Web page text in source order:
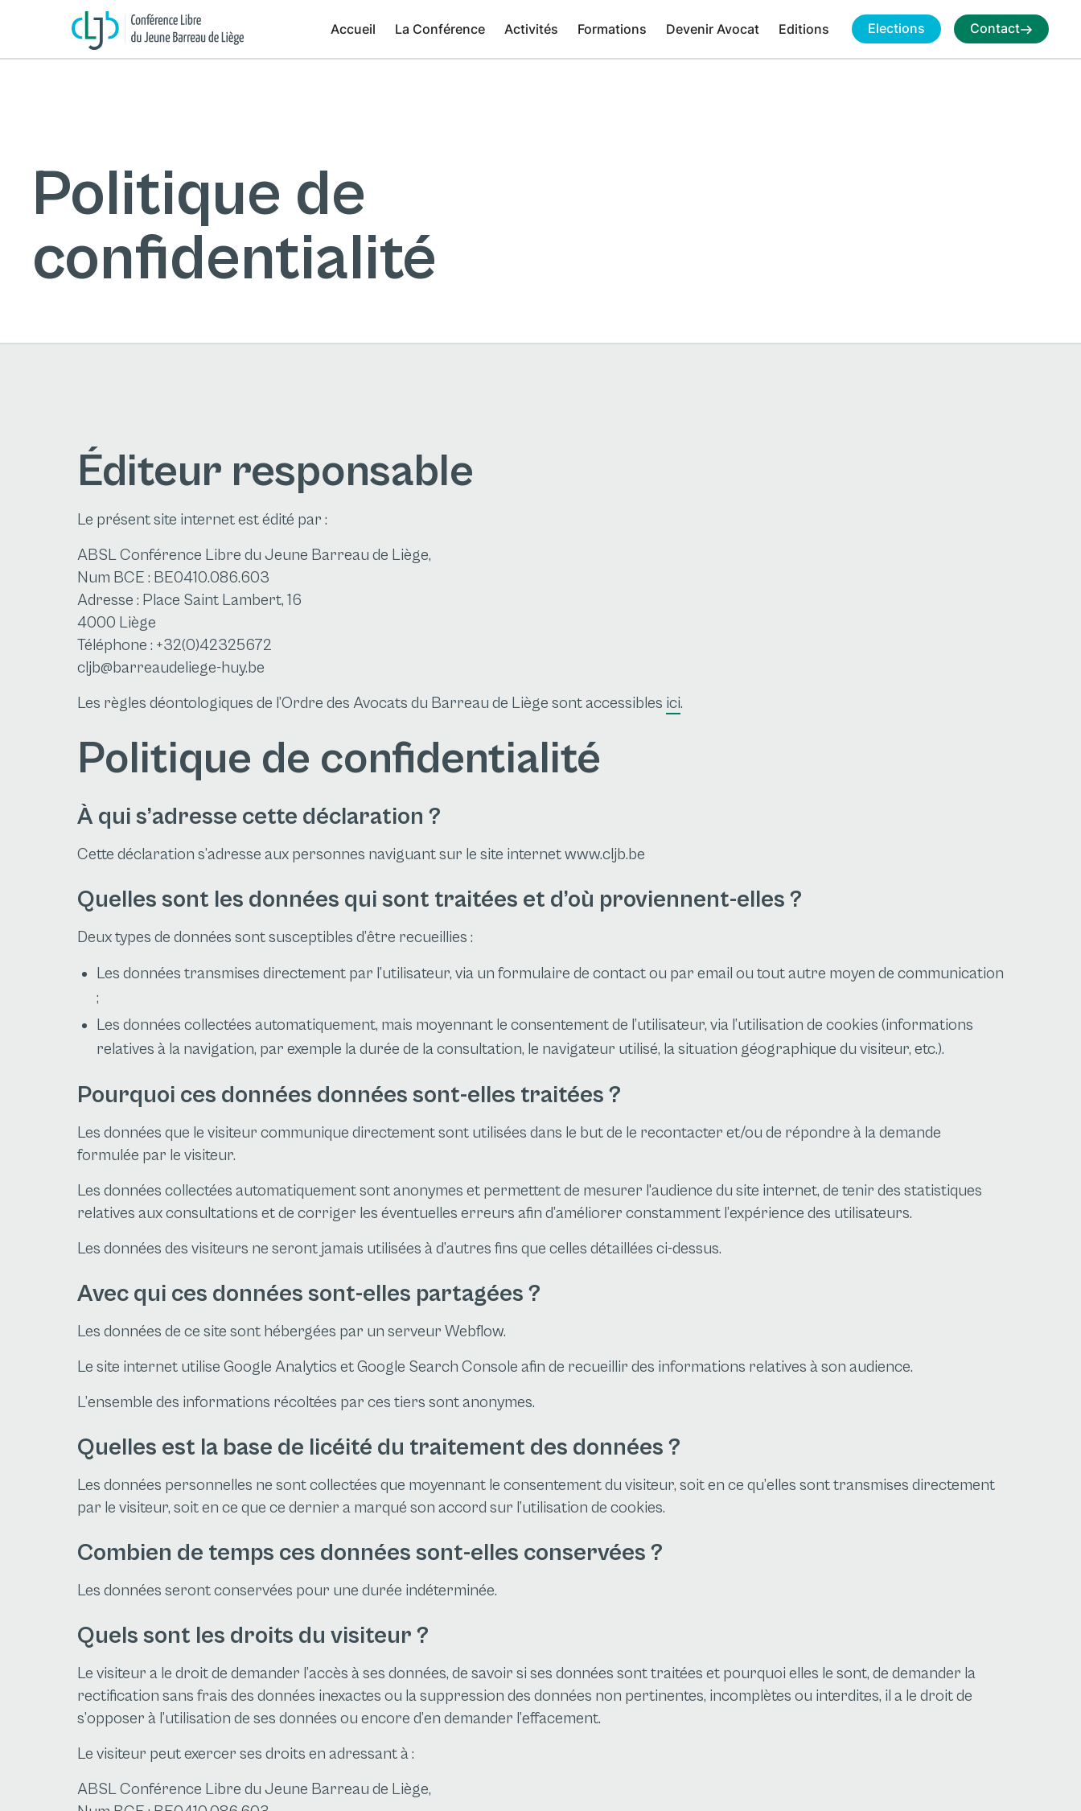
Accueil La Conférence Activités Formations Devenir Avocat Editions Elections Contact
Politique de
confidentialité
Éditeur responsable
Le présent site internet est édité par :
ABSL Conférence Libre du Jeune Barreau de Liège,
Num BCE : BE0410.086.603
Adresse : Place Saint Lambert, 16
4000 Liège
Téléphone : +32(0)42325672
cljb@barreaudeliege-huy.be
Les règles déontologiques de l’Ordre des Avocats du Barreau de Liège sont accessibles ici.
Politique de confidentialité
À qui s’adresse cette déclaration ?
Cette déclaration s’adresse aux personnes naviguant sur le site internet www.cljb.be
Quelles sont les données qui sont traitées et d’où proviennent-elles ?
Deux types de données sont susceptibles d’être recueillies :
Les données transmises directement par l’utilisateur, via un formulaire de contact ou par email ou tout autre moyen de communication
;
Les données collectées automatiquement, mais moyennant le consentement de l’utilisateur, via l’utilisation de cookies (informations
relatives à la navigation, par exemple la durée de la consultation, le navigateur utilisé, la situation géographique du visiteur, etc.).
Pourquoi ces données données sont-elles traitées ?
Les données que le visiteur communique directement sont utilisées dans le but de le recontacter et/ou de répondre à la demande
formulée par le visiteur.
Les données collectées automatiquement sont anonymes et permettent de mesurer l'audience du site internet, de tenir des statistiques
relatives aux consultations et de corriger les éventuelles erreurs afin d’améliorer constamment l’expérience des utilisateurs.
Les données des visiteurs ne seront jamais utilisées à d’autres fins que celles détaillées ci-dessus.
Avec qui ces données sont-elles partagées ?
Les données de ce site sont hébergées par un serveur Webflow.
Le site internet utilise Google Analytics et Google Search Console afin de recueillir des informations relatives à son audience.
L’ensemble des informations récoltées par ces tiers sont anonymes.
Quelles est la base de licéité du traitement des données ?
Les données personnelles ne sont collectées que moyennant le consentement du visiteur, soit en ce qu’elles sont transmises directement
par le visiteur, soit en ce que ce dernier a marqué son accord sur l’utilisation de cookies.
Combien de temps ces données sont-elles conservées ?
Les données seront conservées pour une durée indéterminée.
Quels sont les droits du visiteur ?
Le visiteur a le droit de demander l’accès à ses données, de savoir si ses données sont traitées et pourquoi elles le sont, de demander la
rectification sans frais des données inexactes ou la suppression des données non pertinentes, incomplètes ou interdites, il a le droit de
s’opposer à l’utilisation de ses données ou encore d’en demander l’effacement.
Le visiteur peut exercer ses droits en adressant à :
ABSL Conférence Libre du Jeune Barreau de Liège,